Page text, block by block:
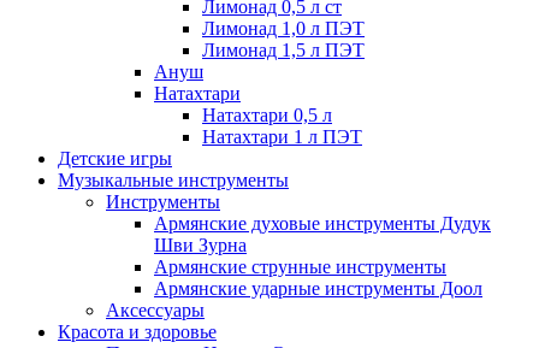
Лимонад 0,5 л ст
Лимонад 1,0 л ПЭТ
Лимонад 1,5 л ПЭТ
Ануш
Натахтари
Натахтари 0,5 л
Натахтари 1 л ПЭТ
Детские игры
Музыкальные инструменты
Инструменты
Армянские духовые инструменты Дудук
Шви Зурна
Армянские струнные инструменты
Армянские ударные инструменты Доол
Аксессуары
Красота и здоровье